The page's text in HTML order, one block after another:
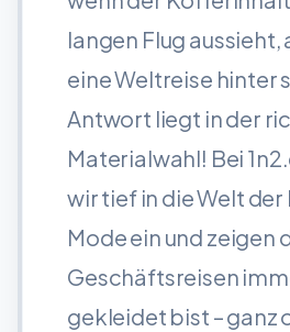
langen Flug aussieht,
eine Weltreise hinter
Antwort liegt in der
Materialwahl! Bei
wir tief in die Welt
Mode ein und zeigen
Geschäftsreisen
gekleidet bist – ganz